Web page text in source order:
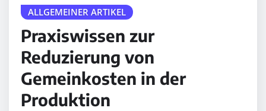
ALLGEMEINER ARTIKEL
Praxiswissen zur
Reduzierung von
Gemeinkosten in der
Produktion